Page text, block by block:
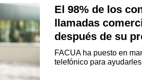
El 98% de los
llamadas
después de su
FACUA ha puesto en
telefónico para